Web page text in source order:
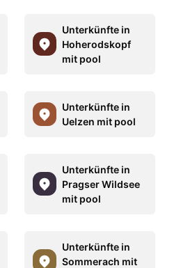
Unterkünfte in
Hoherodskopf
mit pool
Unterkünfte in
Uelzen mit pool
Unterkünfte in
Pragser Wildsee
mit pool
Unterkünfte in
Sommerach mit